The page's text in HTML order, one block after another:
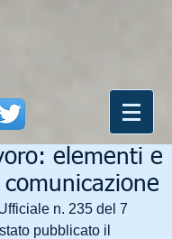
elementi e
n. 235 del 7
pubblicato il